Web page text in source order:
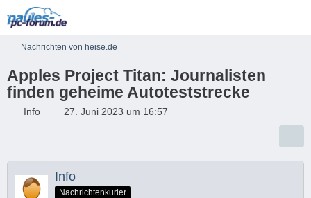
Nachrichten von heise.de
Apples Project Titan: Journalisten
finden geheime Autoteststrecke
Info 27. Juni 2023 um 16:57
Info
Nachrichtenkurier